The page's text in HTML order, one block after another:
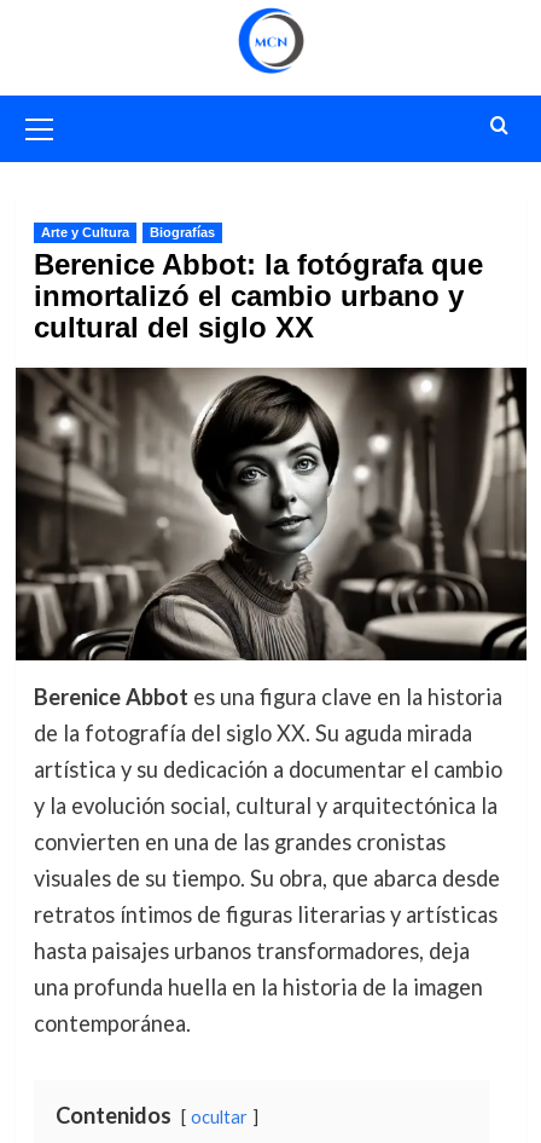
primario
Arte y Cultura Biografías
Berenice Abbot: la fotógrafa que
inmortalizó el cambio urbano y
cultural del siglo XX
Berenice Abbot es una figura clave en la historia
de la fotografía del siglo XX. Su aguda mirada
artística y su dedicación a documentar el cambio
y la evolución social, cultural y arquitectónica la
convierten en una de las grandes cronistas
visuales de su tiempo. Su obra, que abarca desde
retratos íntimos de figuras literarias y artísticas
hasta paisajes urbanos transformadores, deja
una profunda huella en la historia de la imagen
contemporánea.
Contenidos ocultar